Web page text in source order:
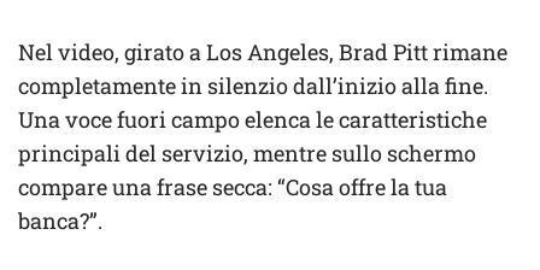
Nel video, girato a Los Angeles, Brad Pitt rimane
completamente in silenzio dall’inizio alla fine.
Una voce fuori campo elenca le caratteristiche
principali del servizio, mentre sullo schermo
compare una frase secca: “Cosa offre la tua
banca?”.